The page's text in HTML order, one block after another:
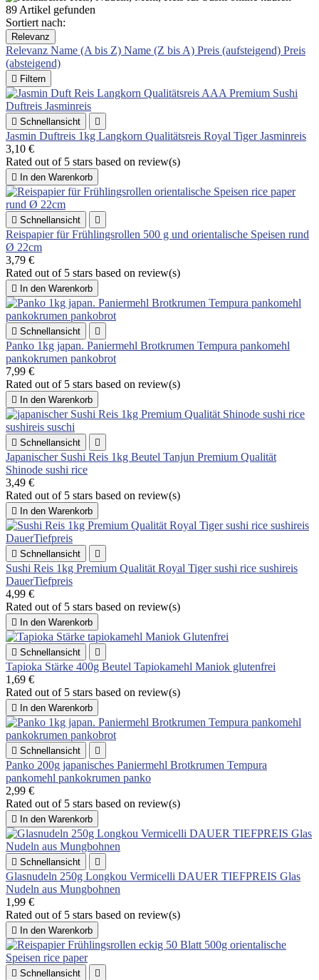
89 Artikel gefunden
Sortiert nach:
Relevanz
Relevanz Name (A bis Z) Name (Z bis A) Preis (aufsteigend) Preis
(absteigend)
 Filtern
 Schnellansicht 
Jasmin Duftreis 1kg Langkorn Qualitätsreis Royal Tiger Jasminreis
3,10 €
Rated out of 5 stars based on review(s)
 In den Warenkorb
 Schnellansicht 
Reispapier für Frühlingsrollen 500 g und orientalische Speisen rund
Ø 22cm
3,79 €
Rated out of 5 stars based on review(s)
 In den Warenkorb
 Schnellansicht 
Panko 1kg japan. Paniermehl Brotkrumen Tempura pankomehl
pankokrumen pankobrot
7,99 €
Rated out of 5 stars based on review(s)
 In den Warenkorb
 Schnellansicht 
Japanischer Sushi Reis 1kg Beutel Tanjun Premium Qualität
Shinode sushi rice
3,49 €
Rated out of 5 stars based on review(s)
 In den Warenkorb
 Schnellansicht 
Sushi Reis 1kg Premium Qualität Royal Tiger sushi rice sushireis
DauerTiefpreis
4,99 €
Rated out of 5 stars based on review(s)
 In den Warenkorb
 Schnellansicht 
Tapioka Stärke 400g Beutel Tapiokamehl Maniok glutenfrei
1,69 €
Rated out of 5 stars based on review(s)
 In den Warenkorb
 Schnellansicht 
Panko 200g japanisches Paniermehl Brotkrumen Tempura
pankomehl pankokrumen panko
2,99 €
Rated out of 5 stars based on review(s)
 In den Warenkorb
 Schnellansicht 
Glasnudeln 250g Longkou Vermicelli DAUER TIEFPREIS Glas
Nudeln aus Mungbohnen
1,99 €
Rated out of 5 stars based on review(s)
 In den Warenkorb
 Schnellansicht 